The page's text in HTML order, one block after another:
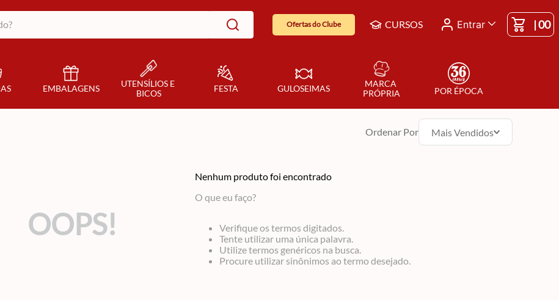
Ofertas do Clube CURSOS Entrar |00
EMBALAGENS
UTENSÍLIOS E
BICOS
FESTA GULOSEIMAS
MARCA
PRÓPRIA
POR ÉPOCA
Ordenar Por Mais Vendidos
OOPS!
Nenhum produto foi encontrado
O que eu faço?
Verifique os termos digitados.
Tente utilizar uma única palavra.
Utilize termos genéricos na busca.
Procure utilizar sinônimos ao termo desejado.